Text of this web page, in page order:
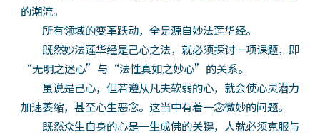
的潮流。
所有领域的变革跃动，全是源自妙法莲华经。
既然妙法莲华经是己心之法，就必须探讨一项课题，即
“无明之迷心”与“法性真如之妙心”的关系。
虽说是己心，但若遵从凡夫软弱的心，就会使心灵潜力
加速萎缩，甚至心生恶念。这当中有着一念微妙的问题。
既然众生自身的心是一生成佛的关键，人就必须克服与